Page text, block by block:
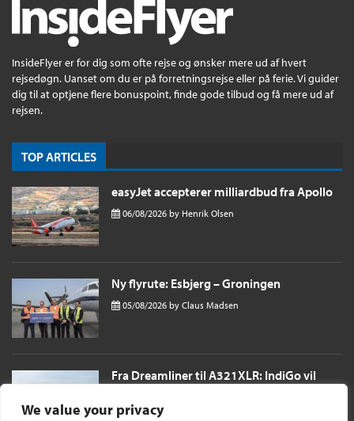
We value your privacy
InsideFlyer er for dig som ofte rejse og ønsker mere ud af hvert
rejsedøgn. Uanset om du er på forretningsrejse eller på ferie. Vi guider
dig til at optjene flere bonuspoint, finde gode tilbud og få mere ud af
rejsen.
TOP ARTICLES
easyJet accepterer milliardbud fra Apollo
06/08/2026 by Henrik Olsen
Ny flyrute: Esbjerg – Groningen
05/08/2026 by Claus Madsen
Fra Dreamliner til A321XLR: IndiGo vil
sende passagerer næsten 11 timer til
London i et single aisle fly